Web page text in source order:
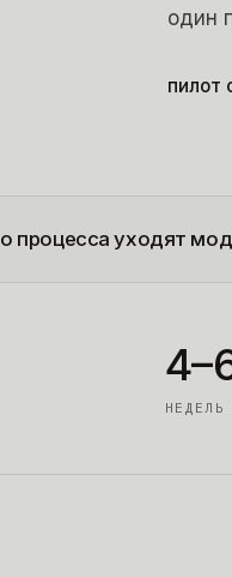
один
пилот
процесса уходят